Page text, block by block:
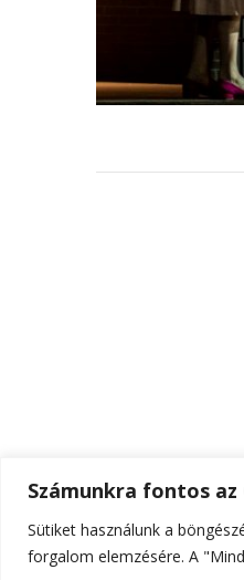
Számunkra fontos
Sütiket használunk a
forgalom elemzésére. A
© Szerzői jog